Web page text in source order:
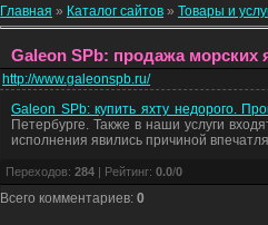
Главная » Каталог сайтов » Товары и
Galeon SPb: продажа морских
http://www.galeonspb.ru/
Galeon SPb: купить яхту недорого.
Петербурге. Также в наши услуги
исполнения явились причиной
Переходов: 284 | Рейтинг: 0.0/0
Всего комментариев: 0